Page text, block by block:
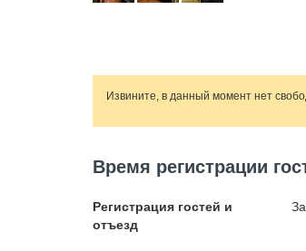
Извините, в данный момент нет
Время регистрации
Регистрация гостей и
отъезд